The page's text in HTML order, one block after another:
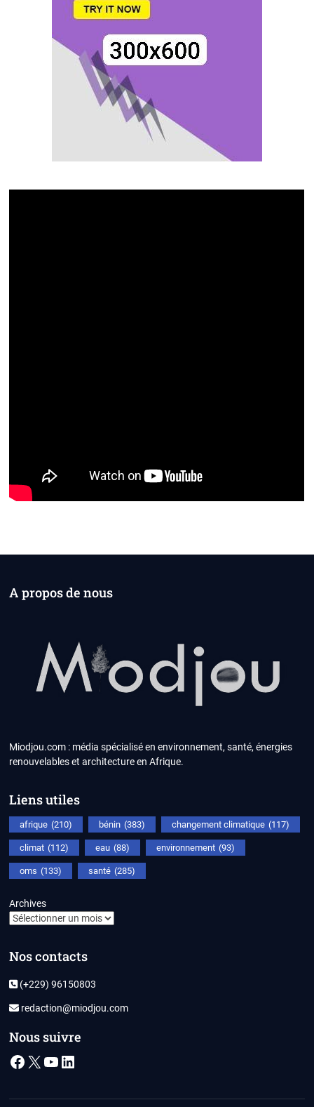
A propos de nous
Miodjou.com : média spécialisé en environnement, santé, énergies
renouvelables et architecture en Afrique.
Liens utiles
afrique (210) bénin (383) changement climatique (117)
climat (112) eau (88) environnement (93)
oms (133) santé (285)
Archives
Nos contacts
(+229) 96150803
redaction@miodjou.com
Nous suivre
Facebook
X YouTube
LinkedIn